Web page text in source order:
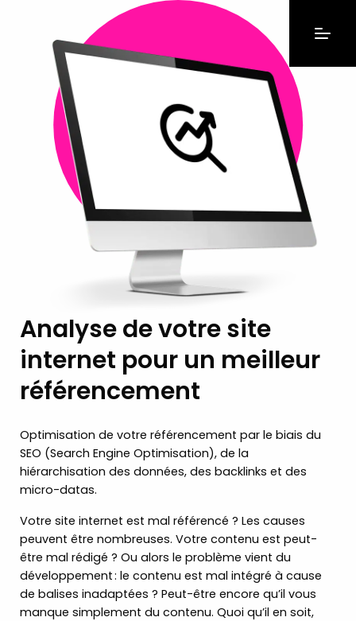
Analyse de votre site
internet pour un meilleur
référencement
Optimisation de votre référencement par le biais du
SEO (Search Engine Optimisation), de la
hiérarchisation des données, des backlinks et des
micro-datas.
Votre site internet est mal référencé ? Les causes
peuvent être nombreuses. Votre contenu est peut-
être mal rédigé ? Ou alors le problème vient du
développement : le contenu est mal intégré à cause
de balises inadaptées ? Peut-être encore qu’il vous
manque simplement du contenu. Quoi qu’il en soit,